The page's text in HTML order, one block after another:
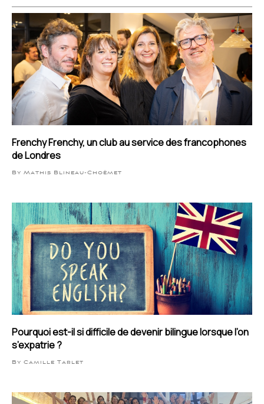
Frenchy Frenchy, un club au service des francophones
de Londres
By Mathis Blineau-Choëmet
Pourquoi est-il si difficile de devenir bilingue lorsque l’on
s’expatrie ?
By Camille Tarlet